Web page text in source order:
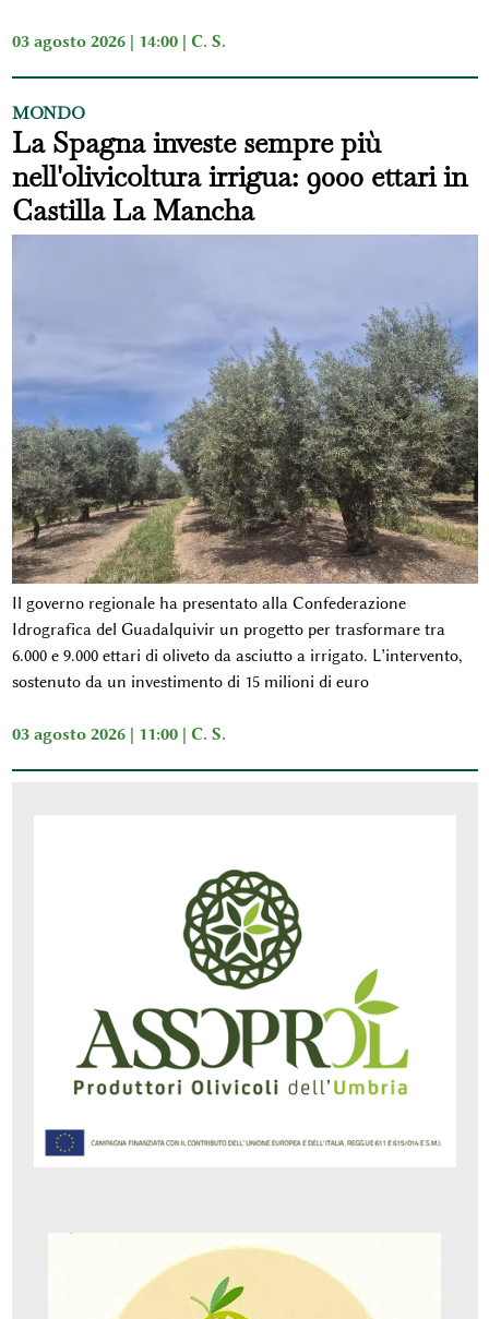
03 agosto 2026 | 14:00 | C. S.
MONDO
La Spagna investe sempre più
nell'olivicoltura irrigua: 9000 ettari in
Castilla La Mancha
Il governo regionale ha presentato alla Confederazione
Idrografica del Guadalquivir un progetto per trasformare tra
6.000 e 9.000 ettari di oliveto da asciutto a irrigato. L’intervento,
sostenuto da un investimento di 15 milioni di euro
03 agosto 2026 | 11:00 | C. S.